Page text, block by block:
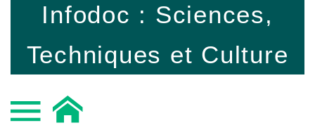
Infodoc : Sciences,
Techniques et Culture